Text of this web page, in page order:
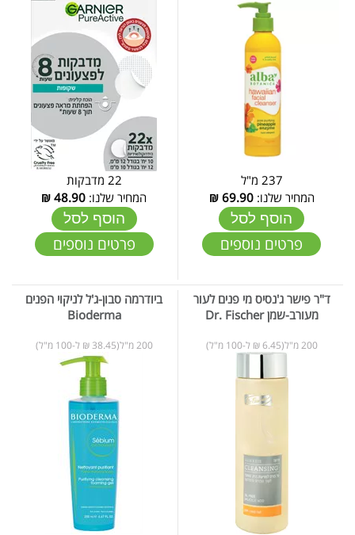
237 מ"ל
המחיר שלנו:69.90
₪
הוסף לסל
פרטים נוספים
22 מדבקות
המחיר שלנו: 48.90
₪
הוסף לסל
פרטים נוספים
ד"ר פישר ג'נסיס מי פנים לעור
מעורב-שמן Dr. Fischer
200 מ"ל(6.45 ₪ ל-100 מ"ל)
ביודרמה סבון-ג'ל לניקוי הפנים
Bioderma
200 מ"ל(38.45 ₪ ל-100 מ"ל)